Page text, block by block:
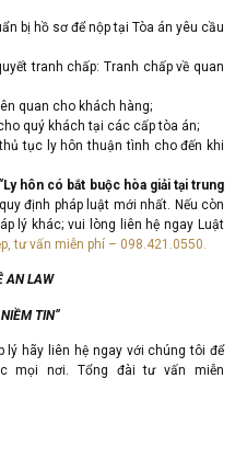
bị hồ sơ để nộp tại Tòa án yêu cầu
tranh chấp: Tranh chấp về quan
quan cho khách hàng;
quý khách tại các cấp tòa án;
tục ly hôn thuận tình cho đến khi
“Ly hôn có bắt buộc hòa giải tại trung
định pháp luật mới nhất. Nếu còn
lý khác; vui lòng liên hệ ngay Luật
tư vấn miễn phí – 098.421.0550.
AN LAW
TIN”
lý hãy liên hệ ngay với chúng tôi để
mọi nơi. Tổng đài tư vấn miễn